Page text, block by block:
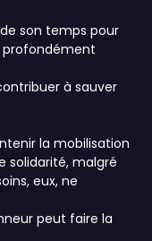
son temps pour
à sauver
la mobilisation
solidarité, malgré
eux, ne
peut faire la